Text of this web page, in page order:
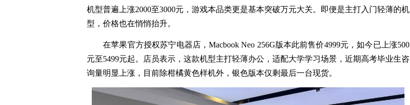
机型普遍上涨2000至3000元，游戏本品类更是基本突破万元大关。即便是主打入门轻薄的机
型，价格也在悄悄抬升。
在苹果官方授权苏宁电器店，Macbook Neo 256G版本此前售价4999元，如今已上涨500
元至5499元起。店员表示，这款机型主打轻薄办公，适配大学学习场景，近期高考毕业生咨
询量明显上涨，目前除柑橘黄色样机外，银色版本仅剩最后一台现货。